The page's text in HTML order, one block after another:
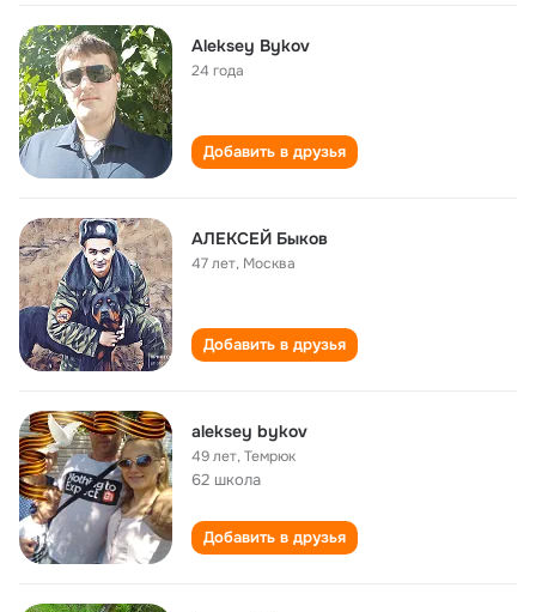
Aleksey Bykov
24 года
Добавить в друзья
АЛЕКСЕЙ Быков
47 лет, Москва
Добавить в друзья
aleksey bykov
49 лет,Темрюк
62 школа
Добавить в друзья